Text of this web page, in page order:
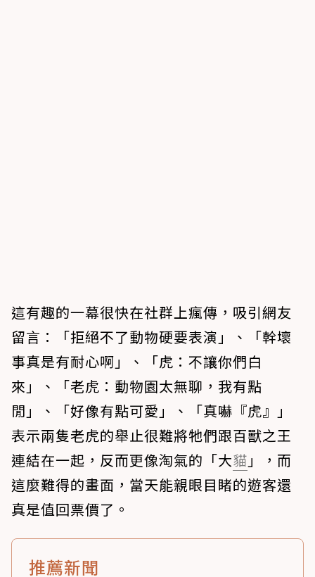
這有趣的一幕很快在社群上瘋傳，吸引網友
留言：「拒絕不了動物硬要表演」、「幹壞
事真是有耐心啊」、「虎：不讓你們白
來」、「老虎：動物園太無聊，我有點
閒」、「好像有點可愛」、「真嚇『虎』」
表示兩隻老虎的舉止很難將牠們跟百獸之王
連結在一起，反而更像淘氣的「大貓 」，而
這麼難得的畫面，當天能親眼目睹的遊客還
真是值回票價了。
推薦新聞